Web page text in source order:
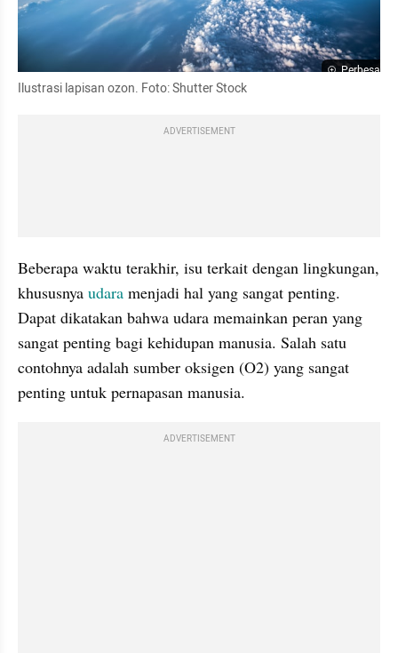
Perbesar
Ilustrasi lapisan ozon. Foto: Shutter Stock
ADVERTISEMENT
Beberapa waktu terakhir, isu terkait dengan lingkungan,
khususnya udara menjadi hal yang sangat penting.
Dapat dikatakan bahwa udara memainkan peran yang
sangat penting bagi kehidupan manusia. Salah satu
contohnya adalah sumber oksigen (O2) yang sangat
penting untuk pernapasan manusia.
ADVERTISEMENT